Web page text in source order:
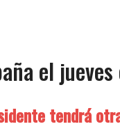
el jueves
tendrá